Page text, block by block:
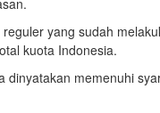
yang sudah
kuota Indonesia.
memenuhi